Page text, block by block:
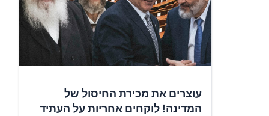
עוצרים את מכירת החיסול של
המדינה! לוקחים אחריות על העתיד